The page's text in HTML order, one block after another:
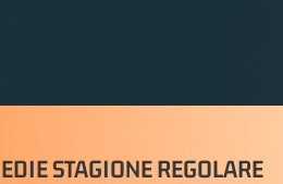
STAGIONE REGOLARE